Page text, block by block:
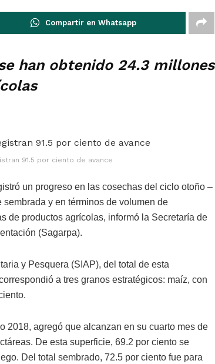
Compartir en Whatsapp
han obtenido 24.3 millones
91.5 por ciento de avance
un progreso en las cosechas del ciclo otoño –
y en términos de volumen de
de productos agrícolas, informó la Secretaría de
(Sagarpa).
y Pesquera (SIAP), del total de esta
a tres granos estratégicos: maíz, con
2018, agregó que alcanzan en su cuarto mes de
De esta superficie, 69.2 por ciento se
Del total sembrado, 72.5 por ciento fue para